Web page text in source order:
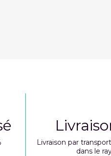
Livraison par
dans le